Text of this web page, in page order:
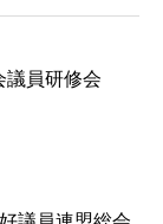
議員研修会